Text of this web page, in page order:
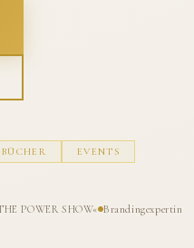
BÜCHER EVENTS
POWER SHOW« Brandingexpertin